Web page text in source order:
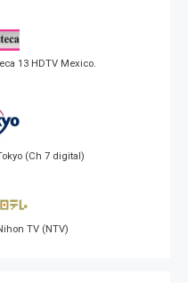
13 HDTV Mexico.
(Ch 7 digital)
TV (NTV)